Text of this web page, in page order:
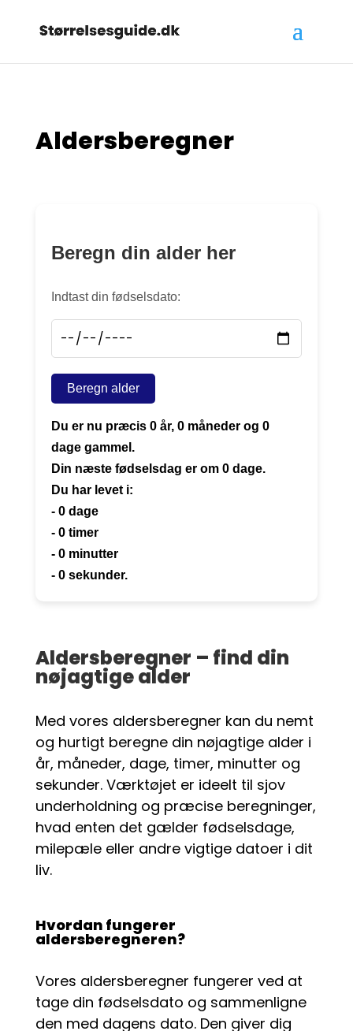
Aldersberegner
Beregn din alder her
Indtast din fødselsdato:
Beregn alder
Du er nu præcis 0 år, 0 måneder og 0
dagegammel.
Din næste fødselsdag er om 0 dage.
Du har levet i:
- 0dage
- 0timer
- 0minutter
- 0sekunder.
Aldersberegner – find din
nøjagtige alder
Med vores aldersberegner kan du nemt
og hurtigt beregne din nøjagtige alder i
år, måneder, dage, timer, minutter og
sekunder. Værktøjet er ideelt til sjov
underholdning og præcise beregninger,
hvad enten det gælder fødselsdage,
milepæle eller andre vigtige datoer i dit
liv.
Hvordan fungerer
aldersberegneren?
Vores aldersberegner fungerer ved at
tage din fødselsdato og sammenligne
den med dagens dato. Den giver dig